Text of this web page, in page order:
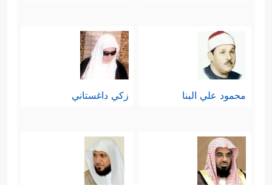
محمود علي البنا زكي داغستاني